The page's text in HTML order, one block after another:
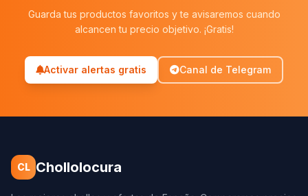
Guarda tus productos favoritos y te avisaremos cuando
alcancen tu precio objetivo. ¡Gratis!
Activar alertas gratis Canal de Telegram
CL Chollolocura